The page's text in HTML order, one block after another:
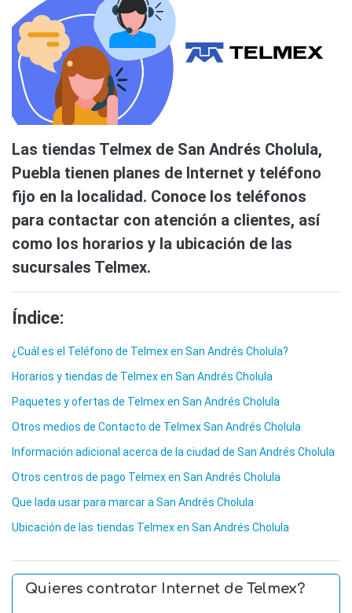
Las tiendas Telmex de San Andrés Cholula,
Puebla tienen planes de Internet y teléfono
fijo en la localidad. Conoce los teléfonos
para contactar con atención a clientes, así
como los horarios y la ubicación de las
sucursales Telmex.
Índice:
¿Cuál es el Teléfono de Telmex en San Andrés Cholula?
Horarios y tiendas de Telmex en San Andrés Cholula
Paquetes y ofertas de Telmex en San Andrés Cholula
Otros medios de Contacto de Telmex San Andrés Cholula
Información adicional acerca de la ciudad de San Andrés Cholula
Otros centros de pago Telmex en San Andrés Cholula
Que lada usar para marcar a San Andrés Cholula
Ubicación de las tiendas Telmex en San Andrés Cholula
Quieres contratar Internet de Telmex?